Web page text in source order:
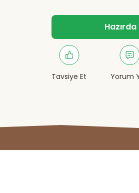
Tavsiye Et Yorum